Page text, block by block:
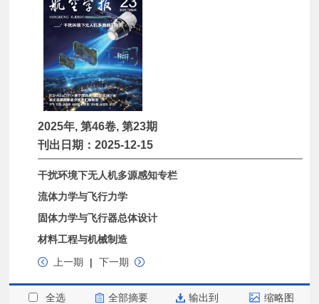
2025年, 第46卷, 第23期
刊出日期：2025-12-15
干扰环境下无人机多源感知专栏
流体力学与飞行力学
固体力学与飞行器总体设计
材料工程与机械制造
上一期
| 下一期
全选 全部摘要 输出到 缩略图